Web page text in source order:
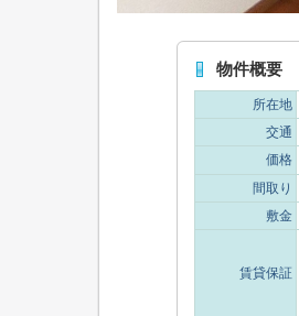
物件概要
所在地
交通
価格
間取り
敷金
賃貸保証